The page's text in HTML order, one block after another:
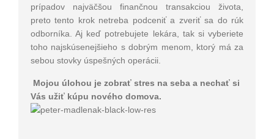
prípadov najväčšou finančnou transakciou života,
preto tento krok netreba podceniť a zveriť sa do rúk
odborníka. Aj keď potrebujete lekára, tak si vyberiete
toho najskúsenejšieho s dobrým menom, ktorý má za
sebou stovky úspešných operácii.
Mojou úlohou je zobrať stres na seba a nechať si
Vás užiť kúpu nového domova.